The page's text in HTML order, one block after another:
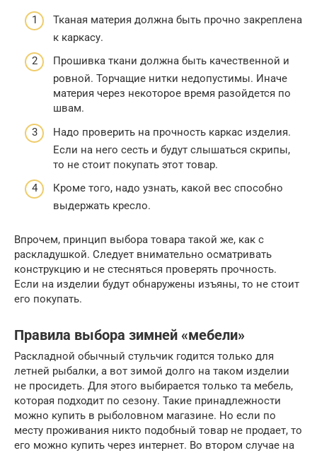
Тканая материя должна быть прочно закреплена
к каркасу.
Прошивка ткани должна быть качественной и
ровной. Торчащие нитки недопустимы. Иначе
материя через некоторое время разойдется по
швам.
Надо проверить на прочность каркас изделия.
Если на него сесть и будут слышаться скрипы,
то не стоит покупать этот товар.
Кроме того, надо узнать, какой вес способно
выдержать кресло.
Впрочем, принцип выбора товара такой же, как с
раскладушкой. Следует внимательно осматривать
конструкцию и не стесняться проверять прочность.
Если на изделии будут обнаружены изъяны, то не стоит
его покупать.
Правила выбора зимней «мебели»
Раскладной обычный стульчик годится только для
летней рыбалки, а вот зимой долго на таком изделии
не просидеть. Для этого выбирается только та мебель,
которая подходит по сезону. Такие принадлежности
можно купить в рыболовном магазине. Но если по
месту проживания никто подобный товар не продает, то
его можно купить через интернет. Во втором случае на